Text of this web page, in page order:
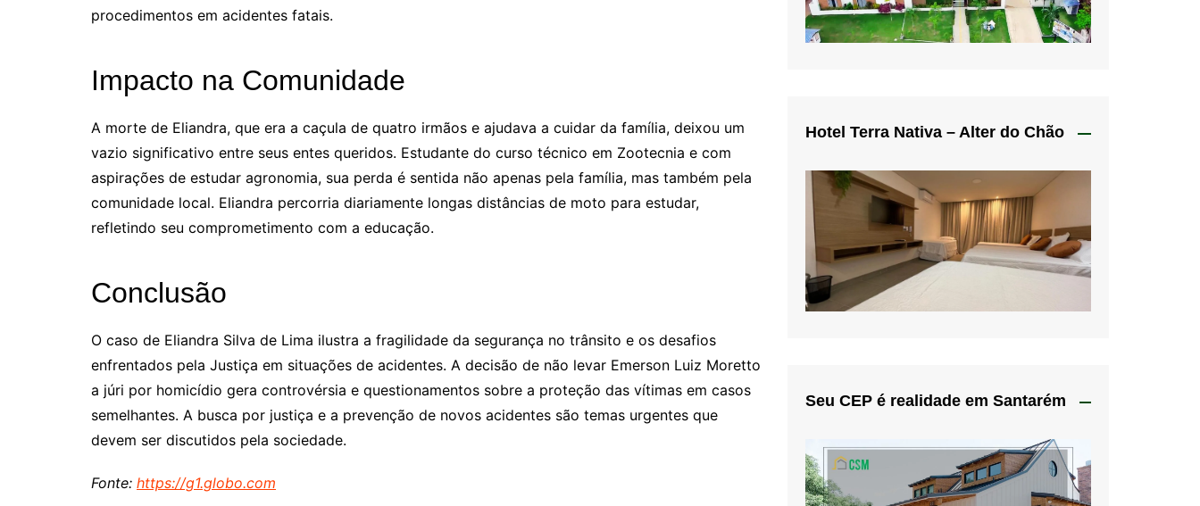
procedimentos em acidentes fatais.
Impacto na Comunidade
A morte de Eliandra, que era a caçula de quatro irmãos e ajudava a cuidar da família, deixou um
vazio significativo entre seus entes queridos. Estudante do curso técnico em Zootecnia e com
aspirações de estudar agronomia, sua perda é sentida não apenas pela família, mas também pela
comunidade local. Eliandra percorria diariamente longas distâncias de moto para estudar,
refletindo seu comprometimento com a educação.
Conclusão
O caso de Eliandra Silva de Lima ilustra a fragilidade da segurança no trânsito e os desafios
enfrentados pela Justiça em situações de acidentes. A decisão de não levar Emerson Luiz Moretto
a júri por homicídio gera controvérsia e questionamentos sobre a proteção das vítimas em casos
semelhantes. A busca por justiça e a prevenção de novos acidentes são temas urgentes que
devem ser discutidos pela sociedade.
Fonte: https://g1.globo.com
Hotel Terra Nativa – Alter do Chão
Seu CEP é realidade em Santarém